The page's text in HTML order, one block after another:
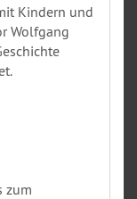
Kindern und
Wolfgang
zum